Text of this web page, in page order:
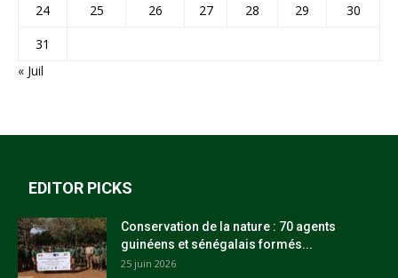
24
25 26 27 28 29
30
31
« Juil
EDITOR PICKS
Conservation de la nature : 70 agents
guinéens et sénégalais formés...
25 juin 2026